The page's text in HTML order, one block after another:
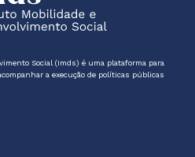
Social (Imds) é uma plataforma para
a execução de políticas públicas